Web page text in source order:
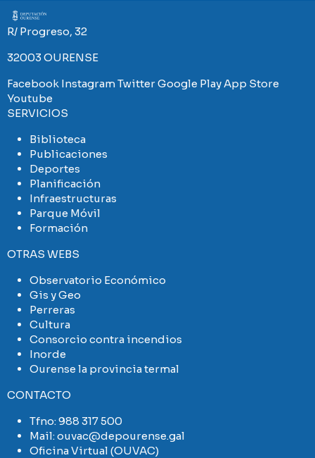
Imaxe
R/ Progreso, 32
32003 OURENSE
Facebook InstagramTwitterGoogle Play App Store
Youtube
SERVICIOS
Biblioteca
Publicaciones
Deportes
Planificación
Infraestructuras
Parque Móvil
Formación
OTRAS WEBS
Observatorio Económico
Gis y Geo
Perreras
Cultura
Consorcio contra incendios
Inorde
Ourense la provincia termal
CONTACTO
Tfno:988 317 500
Mail:ouvac@depourense.gal
Oficina Virtual (OUVAC)